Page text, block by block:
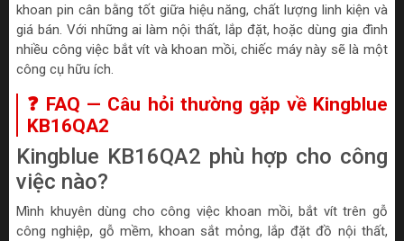
khoan pin cân bằng tốt giữa hiệu năng, chất lượng linh kiện và
giá bán. Với những ai làm nội thất, lắp đặt, hoặc dùng gia đình
nhiều công việc bắt vít và khoan mồi, chiếc máy này sẽ là một
công cụ hữu ích.
❓ FAQ — Câu hỏi thường gặp về Kingblue
KB16QA2
Kingblue KB16QA2 phù hợp cho công
việc nào?
Mình khuyên dùng cho công việc khoan mồi, bắt vít trên gỗ
công nghiệp, gỗ mềm, khoan sắt mỏng, lắp đặt đồ nội thất,